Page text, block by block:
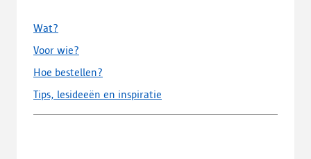
Wat?
Voor wie?
Hoe bestellen?
Tips, lesideeën en inspiratie